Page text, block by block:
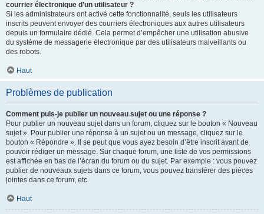
courrier électronique d’un utilisateur ?
Si les administrateurs ont activé cette fonctionnalité, seuls les utilisateurs
inscrits peuvent envoyer des courriers électroniques aux autres utilisateurs
depuis un formulaire dédié. Cela permet d’empêcher une utilisation abusive
du système de messagerie électronique par des utilisateurs malveillants ou
des robots.
Haut
Problèmes de publication
Comment puis-je publier un nouveau sujet ou une réponse ?
Pour publier un nouveau sujet dans un forum, cliquez sur le bouton « Nouveau
sujet ». Pour publier une réponse à un sujet ou un message, cliquez sur le
bouton « Répondre ». Il se peut que vous ayez besoin d’être inscrit avant de
pouvoir rédiger un message. Sur chaque forum, une liste de vos permissions
est affichée en bas de l’écran du forum ou du sujet. Par exemple : vous pouvez
publier de nouveaux sujets dans ce forum, vous pouvez transférer des pièces
jointes dans ce forum, etc.
Haut